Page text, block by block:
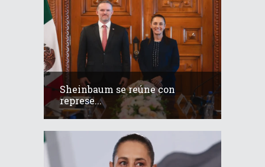
Sheinbaum se reúne con
represe...